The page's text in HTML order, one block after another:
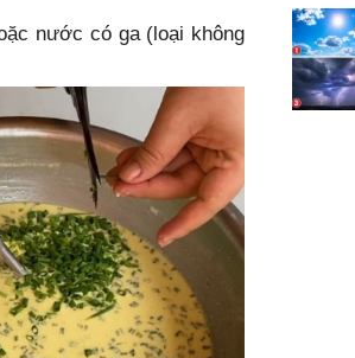
nước có ga (loại không